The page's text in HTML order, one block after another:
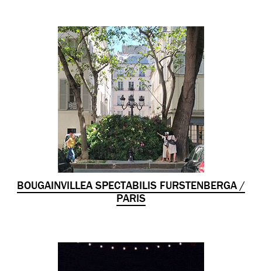
BOUGAINVILLEA SPECTABILIS FURSTENBERGA /
PARIS